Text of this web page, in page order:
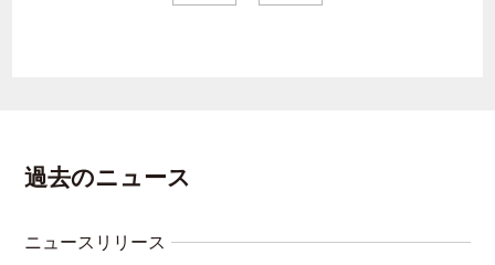
過去のニュース
ニュースリリース